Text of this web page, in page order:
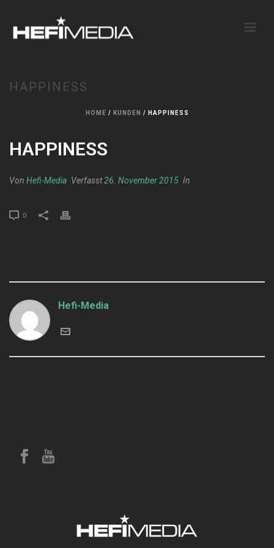
HAPPINESS
HOME / KUNDEN / HAPPINESS
HAPPINESS
Von Hefi-Media Verfasst26. November 2015 In
0
Hefi-Media